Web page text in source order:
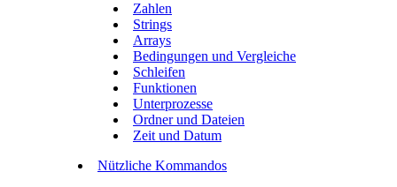
Zahlen
Strings
Arrays
Bedingungen und Vergleiche
Schleifen
Funktionen
Unterprozesse
Ordner und Dateien
Zeit und Datum
Nützliche Kommandos